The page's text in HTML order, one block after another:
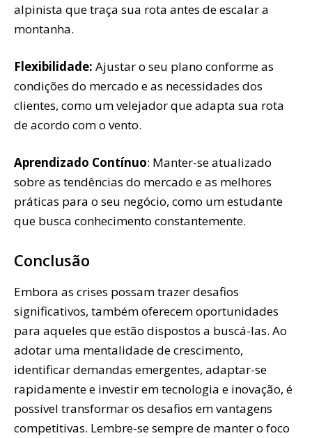
alpinista que traça sua rota antes de escalar a
montanha.
Flexibilidade: Ajustar o seu plano conforme as
condições do mercado e as necessidades dos
clientes, como um velejador que adapta sua rota
de acordo com o vento.
Aprendizado Contínuo: Manter-se atualizado
sobre as tendências do mercado e as melhores
práticas para o seu negócio, como um estudante
que busca conhecimento constantemente.
Conclusão
Embora as crises possam trazer desafios
significativos, também oferecem oportunidades
para aqueles que estão dispostos a buscá-las. Ao
adotar uma mentalidade de crescimento,
identificar demandas emergentes, adaptar-se
rapidamente e investir em tecnologia e inovação, é
possível transformar os desafios em vantagens
competitivas. Lembre-se sempre de manter o foco